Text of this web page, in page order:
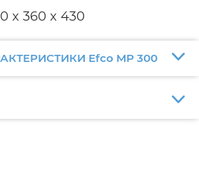
x 360 x 430
Efco MP 300